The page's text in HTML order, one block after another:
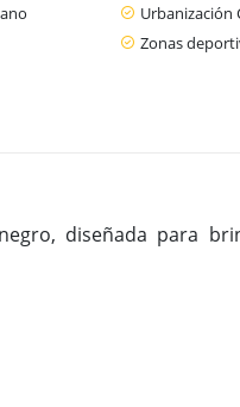
Urbanización
Zonas
diseñada para